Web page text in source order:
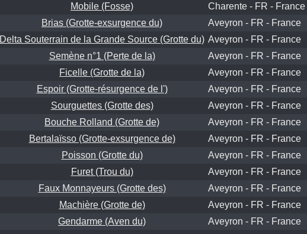
Mobile (Fosse)
Charente - FR - France
Brias (Grotte-exsurgence du)
Aveyron - FR - France
Delta Souterrain de la Grande Source (Grotte du) Aveyron - FR - France
Semène n°1 (Perte de la)
Aveyron - FR - France
Ficelle (Grotte de la)
Aveyron - FR - France
Espoir (Grotte-résurgence de l')
Aveyron - FR - France
Sourguettes (Grotte des)
Aveyron - FR - France
Bouche Rolland (Grotte de)
Aveyron - FR - France
Bertalaïsso (Grotte-exsurgence de)
Aveyron - FR - France
Poisson (Grotte du)
Aveyron - FR - France
Furet (Trou du)
Aveyron - FR - France
Faux Monnayeurs (Grotte des)
Aveyron - FR - France
Machière (Grotte de)
Aveyron - FR - France
Gendarme (Aven du)
Aveyron - FR - France